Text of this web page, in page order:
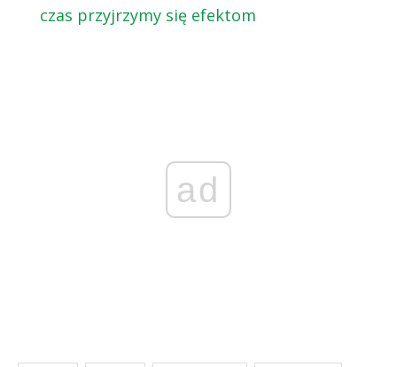
czas przyjrzymy się efektom
ad